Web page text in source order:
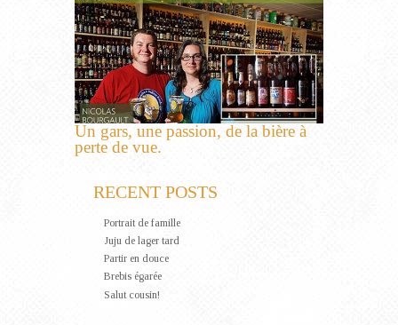
Un gars, une passion, de la bière à
perte de vue.
RECENT POSTS
Portrait de famille
Juju de lager tard
Partir en douce
Brebis égarée
Salut cousin!